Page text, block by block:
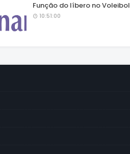
Função do líbero no Voleibol
10:51:00